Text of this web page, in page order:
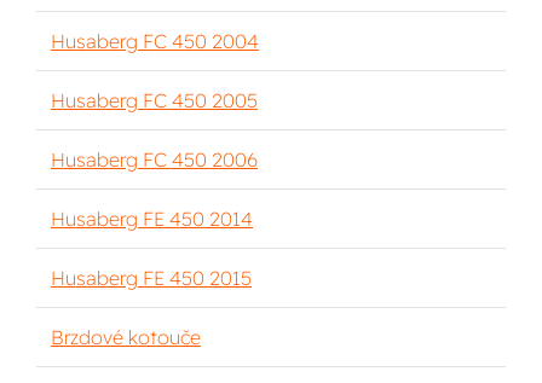
Husaberg FC 450 2004
Husaberg FC 450 2005
Husaberg FC 450 2006
Husaberg FE 450 2014
Husaberg FE 450 2015
Brzdové kotouče